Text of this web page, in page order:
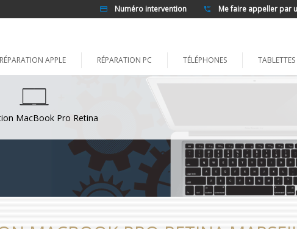
Me faire appeller par
Numéro intervention
RÉPARATION APPLE RÉPARATION PC TÉLÉPHONES TABLETTES
MacBook Pro Retina